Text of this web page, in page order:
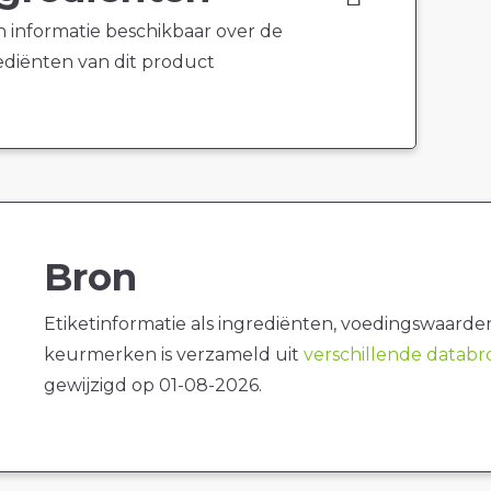
informatie beschikbaar over de
van dit product
Bron
Etiketinformatie als ingrediënten,
keurmerken is verzameld uit verschillende
gewijzigd op 01-08-2026.